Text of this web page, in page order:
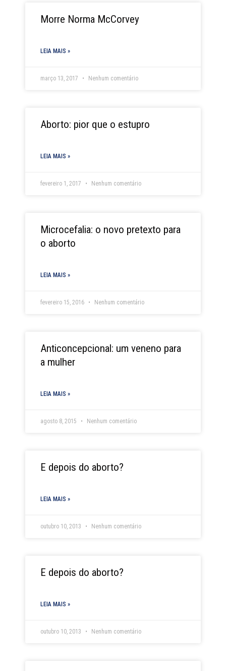
Morre Norma McCorvey
LEIA MAIS »
março 13, 2017 Nenhum comentário
Aborto: pior que o estupro
LEIA MAIS »
fevereiro 1, 2017 Nenhum comentário
Microcefalia: o novo pretexto para
o aborto
LEIA MAIS »
fevereiro 15, 2016 Nenhum comentário
Anticoncepcional: um veneno para
a mulher
LEIA MAIS »
agosto 8, 2015 Nenhum comentário
E depois do aborto?
LEIA MAIS »
outubro 10, 2013 Nenhum comentário
E depois do aborto?
LEIA MAIS »
outubro 10, 2013 Nenhum comentário